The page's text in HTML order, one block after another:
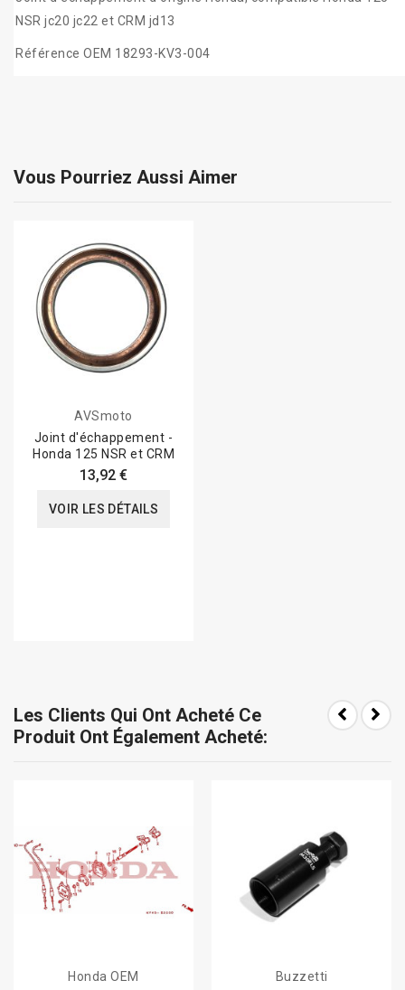
NSR jc20 jc22 et CRM jd13
Référence OEM 18293-KV3-004
Vous Pourriez Aussi Aimer
AVSmoto
Joint d'échappement -
Honda 125 NSR et CRM
13,92 €
VOIR LES DÉTAILS
Les Clients Qui Ont Acheté Ce
Produit Ont Également Acheté:
Honda OEM
Buzzetti